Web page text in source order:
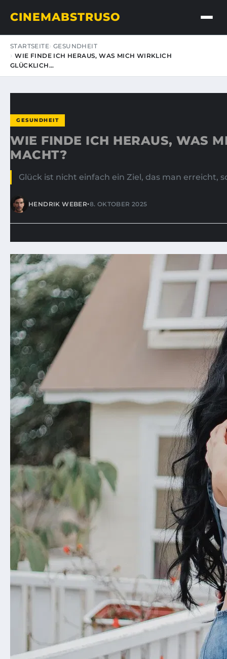
CINEMABSTRUSO
STARTSEITE GESUNDHEIT
WIE FINDE ICH HERAUS, WAS MICH WIRKLICH
GLÜCKLICH…
GESUNDHEIT
WIE FINDE ICH HERAUS, WAS
MACHT?
Glück ist nicht einfach ein Ziel, das man erreicht,
HENDRIK WEBER•8. OKTOBER 2025